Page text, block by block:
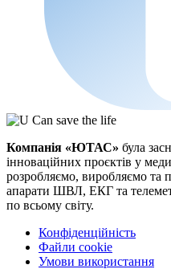
Компанія «ЮТАС» була
інноваційних проєктів у
розробляємо, виробляємо та
апарати ШВЛ, ЕКГ та
по всьому світу.
Конфіденційність
Файли cookie
Умови використання